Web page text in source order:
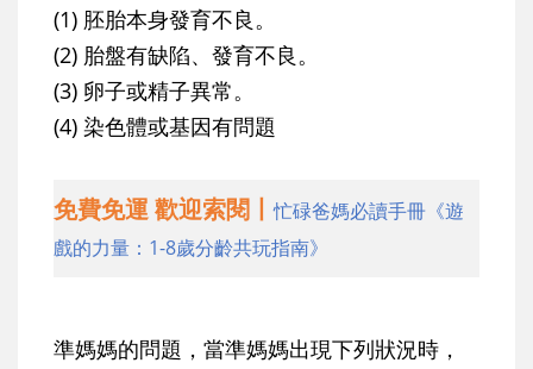
(1) 胚胎本身發育不良。
(2) 胎盤有缺陷、發育不良。
(3) 卵子或精子異常。
(4) 染色體或基因有問題
免費免運 歡迎索閱丨忙碌爸媽必讀手冊《遊
戲的力量：1-8歲分齡共玩指南》
準媽媽的問題 ，當準媽媽出現下列狀況時，